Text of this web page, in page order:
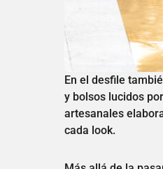
En el desfile
y bolsos lucidos
artesanales
cada look.